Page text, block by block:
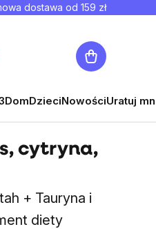
dostawa od 159 zł
Koszyk
DomDzieciNowościUratuj
cytryna,
+ Tauryna i
diety